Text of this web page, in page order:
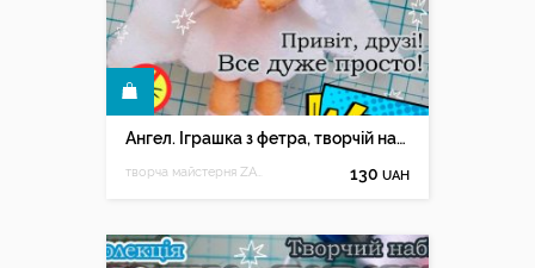
Ангел. Іграшка з фетра, творчій набір з фетру
творча майстерня ZABAVA 130 UAH